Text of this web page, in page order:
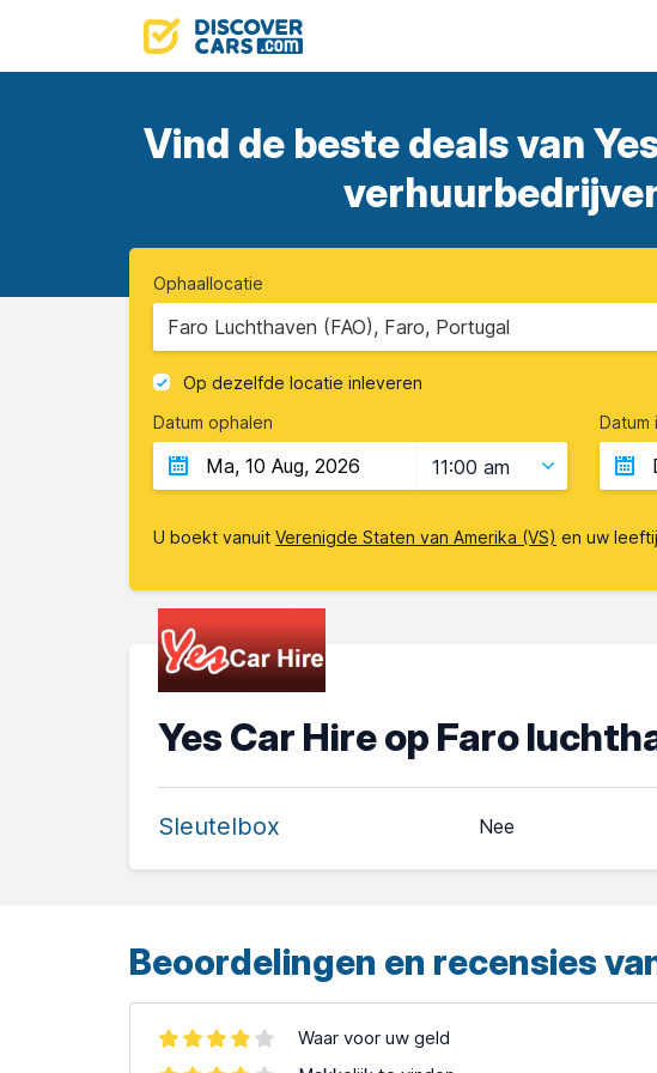
Vind de beste deals van
Ophaallocatie
Faro Luchthaven (FAO), Faro, Portugal
Op dezelfde locatie inleveren
Datum ophalen
11:00 am
Datum
U boekt vanuit Verenigde Staten van Amerika (VS) en uw
Yes Car Hire op Faro
Sleutelbox Nee
Beoordelingen en recensies
Waar voor uw geld